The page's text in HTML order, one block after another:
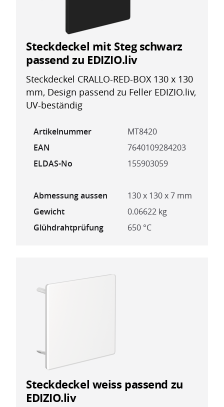
Steckdeckel mit Steg schwarz
passend zu EDIZIO.liv
Steckdeckel CRALLO-RED-BOX 130 x 130
mm, Design passend zu Feller EDIZIO.liv,
UV-beständig
Artikelnummer
MT8420
EAN
7640109284203
ELDAS-No
155903059
Abmessung aussen
130 x 130 x 7 mm
Gewicht
0.06622 kg
Glühdrahtprüfung
650 °C
Steckdeckel weiss passend zu
EDIZIO.liv